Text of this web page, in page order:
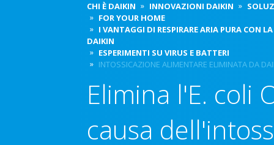
CHI È DAIKIN INNOVAZIONI DAIKIN
FOR YOUR HOME
I VANTAGGI DI RESPIRARE ARIA PURA CON
DAIKIN
ESPERIMENTI SU VIRUS E BATTERI
INTOSSICAZIONE ALIMENTARE ELIMINATA DA
Elimina l'E. coli
causa